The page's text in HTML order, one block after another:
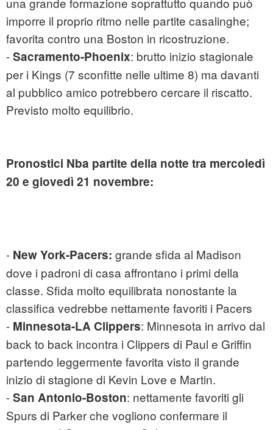
imporre il proprio ritmo nelle partite casalinghe;
favorita contro una Boston in ricostruzione.
-Sacramento-Phoenix: brutto inizio stagionale
per i Kings (7 sconfitte nelle ultime 8) ma davanti
al pubblico amico potrebbero cercare il riscatto.
Previsto molto equilibrio.
Pronostici Nba partite della notte tra mercoledì
20 e giovedì 21 novembre:
- New York-Pacers: grande sfida al Madison
dove i padroni di casa affrontano i primi della
classe. Sfida molto equilibrata nonostante la
classifica vedrebbe nettamente favoriti i Pacers
- Minnesota-LA Clippers: Minnesota in arrivo dal
back to back incontra i Clippers di Paul e Griffin
partendo leggermente favorita visto il grande
inizio di stagione di Kevin Love e Martin.
-San Antonio-Boston: nettamente favoriti gli
Spurs di Parker che vogliono confermare il